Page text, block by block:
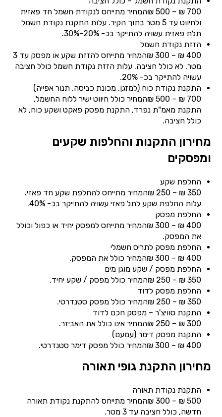
700 ₪ – 500 ₪המחיר מתייחס לנקודת חשמל חד פאזית
ולחיווט עד 5 מטר בתוך הקיר. עלות התקנת נקודת חשמל
תלת פאזית עשויה להתייקר בכ- 20%-30%.
הזזת נקודת חשמל
400 ₪ – 300 ₪המחיר מתייחס להזזת שקע או מפסק עד 3
מטר, לא כולל חציבה. עלות הזזת נקודת חשמל כולל חציבה
עשויה להתייקר בכ- 20%.
התקנת נקודת כוח (למזגן, מכונת כביסה, תנור אפייה)
700 ₪ – 500 ₪המחיר כולל חיווט ישיר ללוח החשמל,
התקנת מאמ"ת נפרד, התקנת מפסק פאקט ושקע כוח, לא
כולל חציבה.
מחירון התקנות והחלפות שקעים
ומפסקים
החלפת שקע
350 ₪ – 250 ₪המחיר מתייחס להחלפת שקע חד פאזי.
עלות החלפת שקע לתל פאזי עשויה להתייקר בכ- 40%.
החלפת מפסק
400 ₪ – 300 ₪המחיר מתייחס למפסק יחיד או כפול וכולל
את המפסק.
החלפת מפסק לתריס חשמלי
400 ₪ – 300 ₪המחיר כולל את המפסק.
החלפת מפסק / שקע מוגן מים
350 ₪ – 250 ₪המחיר כולל מפסק / שקע יחיד.
החלפת מפסק לדוד
350 ₪ – 250 ₪המחיר כולל מפסק סטנדרטי.
התקנת סוויצ'ר – מפסק חכם לדוד
300 ₪ – 250 ₪המחיר אינו כולל את האביזר.
התקנת מפסק דימר (עמעם)
400 ₪ – 300 ₪המחיר כולל מפסק דימר סטנדרטי.
מחירון התקנת גופי תאורה
התקנת נקודת תאורה
500 ₪ – 300 ₪המחיר מתייחס להתקנת נקודת תאורה
חדשה, כולל חציבה עד 3 מטר.